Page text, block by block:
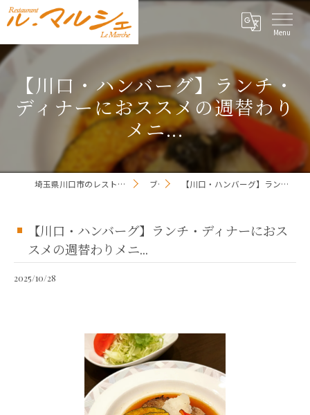
【川口・ハンバーグ】ランチ・
ディナーにおススメの週替わり
メニ...
埼玉県川口市のレストランならレストラン ル・マルシェ ブログ 【川口・ハンバーグ】ランチ・ディナーにおススメの週替わりメニ...
【川口・ハンバーグ】ランチ・ディナーにおス
スメの週替わりメニ...
2025/10/28